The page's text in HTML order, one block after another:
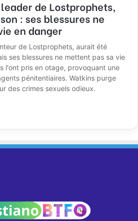
de Lostprophets,
: ses blessures ne
en danger
de Lostprophets, aurait été
ses blessures ne mettent pas sa vie
l'ont pris en otage, provoquant une
pénitentiaires. Watkins purge
des crimes sexuels odieux.